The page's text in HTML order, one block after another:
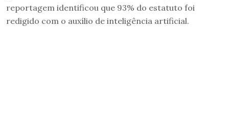
reportagem identificou que 93% do estatuto foi
redigido com o auxílio de inteligência artificial.